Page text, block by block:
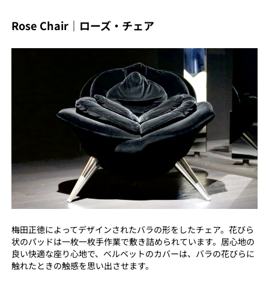
Rose Chair｜ローズ・チェア
梅田正徳によってデザインされたバラの形をしたチェア。花びら
状のパッドは一枚一枚手作業で敷き詰められています。居心地の
良い快適な座り心地で、ベルベットのカバーは、バラの花びらに
触れたときの触感を思い出させます。